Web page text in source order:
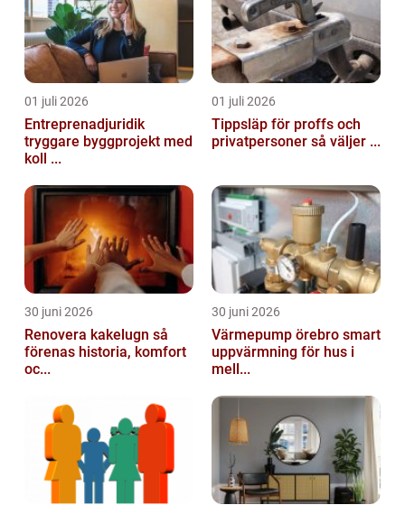
01 juli 2026
Entreprenadjuridik
tryggare byggprojekt med
koll ...
01 juli 2026
Tippsläp för proffs och
privatpersoner så väljer ...
30 juni 2026
Renovera kakelugn så
förenas historia, komfort
oc...
30 juni 2026
Värmepump örebro smart
uppvärmning för hus i
mell...